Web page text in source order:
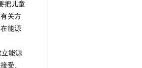
把儿童
关方
能源
能源
受、